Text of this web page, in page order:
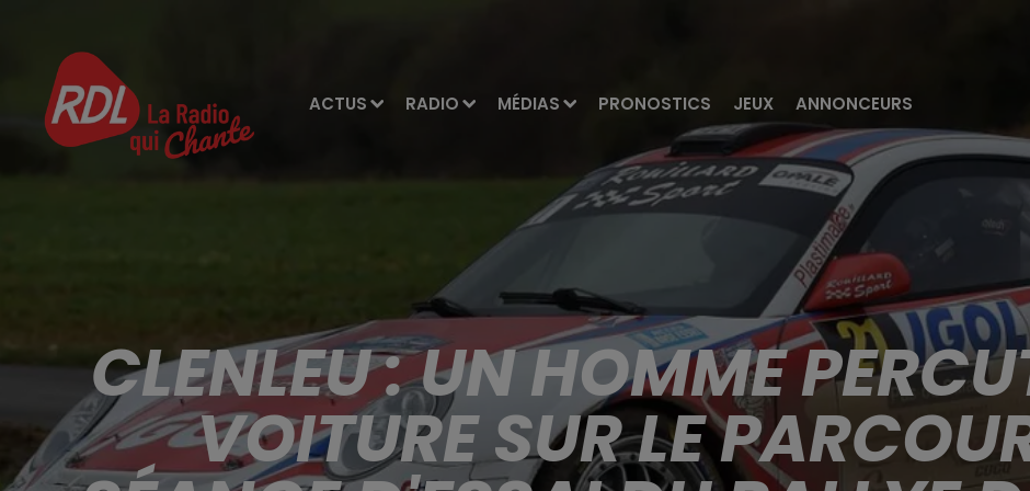
ACTUS RADIO MÉDIAS PRONOSTICS JEUX ANNONCEURS
CLENLEU : UN HOMME
VOITURE SUR LE